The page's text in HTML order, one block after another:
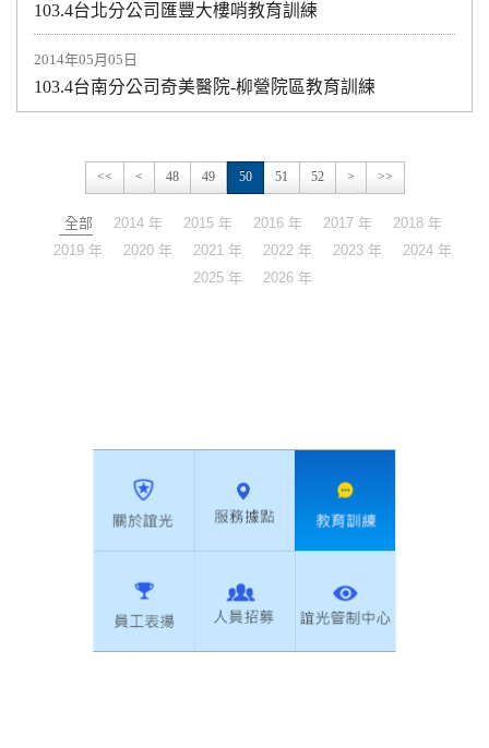
103.4台北分公司匯豐大樓哨教育訓練
2014年05月05日
103.4台南分公司奇美醫院-柳營院區教育訓練
<< < 48 49 50 51 52 > >>
全部 2014 年 2015 年 2016 年 2017 年
2018 年
2019 年
2020 年 2021 年 2022 年 2023 年
2024 年
2025 年
2026 年